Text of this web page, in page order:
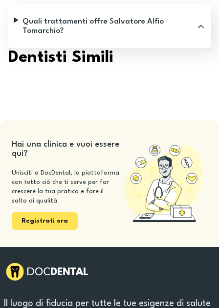
Quali trattamenti offre Salvatore Alfio
Tomarchio?
Dentisti Simili
Hai una clinica e vuoi essere
qui?
Unisciti a DocDental, la piattaforma
con tutto ciò che ti serve per far
crescere la tua pratica e fare il
salto di qualità
Registrati ora
Il luogo di fiducia per tutte le tue esigenze di salute